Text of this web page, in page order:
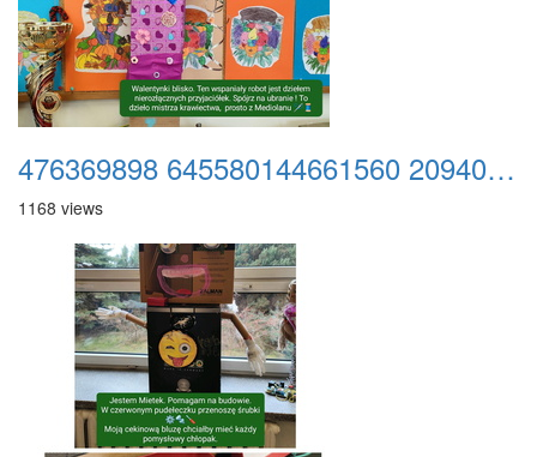
476369898 645580144661560 2094029219421140346 n
1168 views